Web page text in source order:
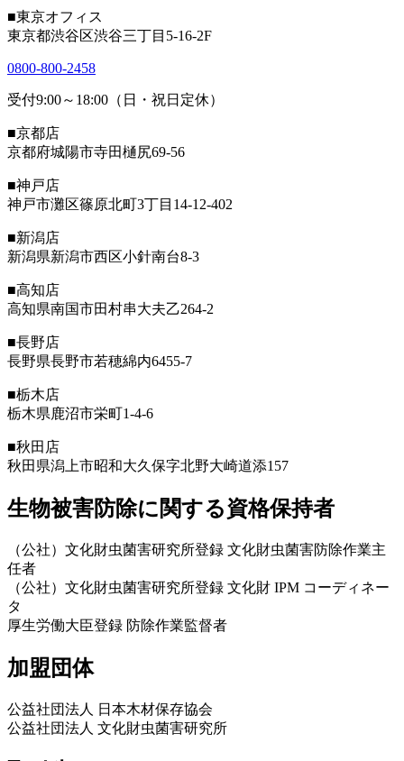
■東京オフィス
東京都渋谷区渋谷三丁目5-16-2F
0800-800-2458
受付9:00～18:00（日・祝日定休）
■京都店
京都府城陽市寺田樋尻69-56
■神戸店
神戸市灘区篠原北町3丁目14-12-402
■新潟店
新潟県新潟市西区小針南台8-3
■高知店
高知県南国市田村串大夫乙264-2
■長野店
長野県長野市若穂綿内6455-7
■栃木店
栃木県鹿沼市栄町1-4-6
■秋田店
秋田県潟上市昭和大久保字北野大崎道添157
生物被害防除に関する資格保持者
（公社）文化財虫菌害研究所登録 文化財虫菌害防除作業主
任者
（公社）文化財虫菌害研究所登録 文化財 IPM コーディネー
タ
厚生労働大臣登録 防除作業監督者
加盟団体
公益社団法人 日本木材保存協会
公益社団法人 文化財虫菌害研究所